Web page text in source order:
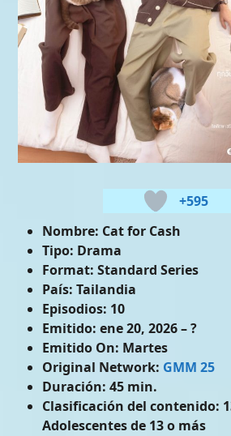
+595
Nombre: Cat for Cash
Tipo: Drama
Format: Standard Series
País: Tailandia
Episodios: 10
Emitido: ene 20, 2026 – ?
Emitido On: Martes
Original Network: GMM 25
Duración: 45 min.
Clasificación del contenido:
Adolescentes de 13 o más